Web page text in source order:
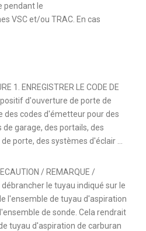
pendant le
VSC et/ou TRAC. En cas
1. ENREGISTRER LE CODE DE
d'ouverture de porte de
des codes d'émetteur pour des
garage, des portails, des
porte, des systèmes d'éclair ...
/ REMARQUE /
débrancher le tuyau indiqué sur le
l'ensemble de tuyau d'aspiration
de sonde. Cela rendrait
tuyau d'aspiration de carburan